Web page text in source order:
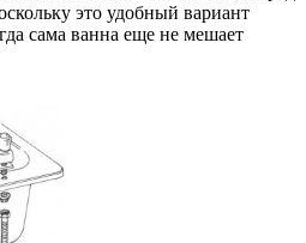
это удобный вариант
сама ванна еще не мешает